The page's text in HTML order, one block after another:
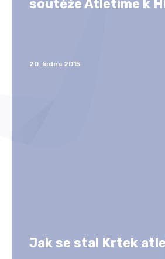
soutěže Atletíme k
20. ledna 2015
Jak se stal Krtek